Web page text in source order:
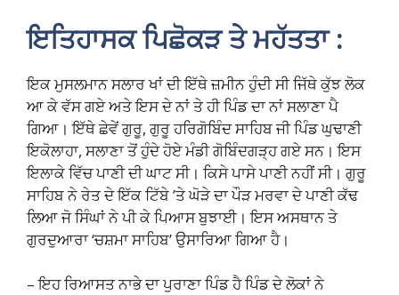
ਇਤਿਹਾਸਕ ਪਿਛੋਕੜ ਤੇ ਮਹੱਤਤਾ :
ਇਕ ਮੁਸਲਮਾਨ ਸਲਾਰ ਖਾਂ ਦੀ ਇੱਥੇ ਜ਼ਮੀਨ ਹੁੰਦੀ ਸੀ ਜਿੱਥੇ ਕੁੱਝ ਲੋਕ
ਆ ਕੇ ਵੱਸ ਗਏ ਅਤੇ ਇਸ ਦੇ ਨਾਂ ਤੇ ਹੀ ਪਿੰਡ ਦਾ ਨਾਂ ਸਲਾਣਾ ਪੈ
ਗਿਆ। ਇੱਥੇ ਛੇਵੇਂ ਗੁਰੂ, ਗੁਰੂ ਹਰਿਗੋਬਿੰਦ ਸਾਹਿਬ ਜੀ ਪਿੰਡ ਘੁਢਾਣੀ
ਇਕੋਲਾਹਾ, ਸਲਾਣਾ ਤੋਂ ਹੁੰਦੇ ਹੋਏ ਮੰਡੀ ਗੋਬਿੰਦਗੜ੍ਹ ਗਏ ਸਨ। ਇਸ
ਇਲਾਕੇ ਵਿੱਚ ਪਾਣੀ ਦੀ ਘਾਟ ਸੀ। ਕਿਸੇ ਪਾਸੇ ਪਾਣੀ ਨਹੀਂ ਸੀ। ਗੁਰੂ
ਸਾਹਿਬ ਨੇ ਰੇਤ ਦੇ ਇੱਕ ਟਿੱਬੇ ’ਤੇ ਘੋੜੇ ਦਾ ਪੌੜ ਮਰਵਾ ਦੇ ਪਾਣੀ ਕੱਢ
ਲਿਆ ਜੋ ਸਿੰਘਾਂ ਨੇ ਪੀ ਕੇ ਪਿਆਸ ਬੁਝਾਈ। ਇਸ ਅਸਥਾਨ ਤੇ
ਗੁਰਦੁਆਰਾ ‘ਚਸ਼ਮਾ ਸਾਹਿਬ’ ਉਸਾਰਿਆ ਗਿਆ ਹੈ।
– ਇਹ ਰਿਆਸਤ ਨਾਭੇ ਦਾ ਪੁਰਾਣਾ ਪਿੰਡ ਹੈ ਪਿੰਡ ਦੇ ਲੋਕਾਂ ਨੇ